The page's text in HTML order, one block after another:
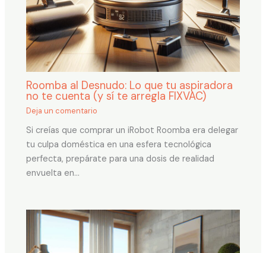
Roomba al Desnudo: Lo que tu aspiradora
no te cuenta (y sí te arregla FIXVAC)
Deja un comentario
Si creías que comprar un iRobot Roomba era delegar
tu culpa doméstica en una esfera tecnológica
perfecta, prepárate para una dosis de realidad
envuelta en…